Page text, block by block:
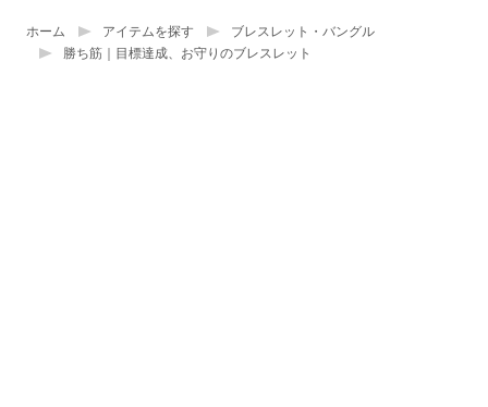
ホーム アイテムを探す
ブレスレット・バングル
勝ち筋｜目標達成、お守りのブレスレット